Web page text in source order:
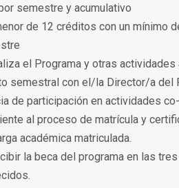
semestre y acumulativo
de 12 créditos con un
el Programa y otras
semestral con el/la Director/a del
de participación en actividades
al proceso de matrícula y
académica matriculada.
la beca del programa en las